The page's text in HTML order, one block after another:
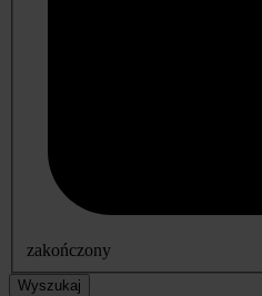
zakończony
Wyszukaj